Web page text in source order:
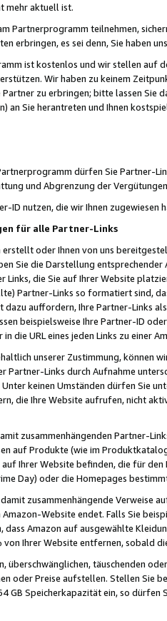
mehr aktuell ist.
Partnerprogramm teilnehmen,
erbringen, es sei denn, Sie haben
ist kostenlos und wir stellen auf
Wir haben zu keinem
zu erbringen; bitte lassen Sie
an Sie herantreten und Ihnen
dürfen Sie Partner-
und Abgrenzung der
ID nutzen, die wir Ihnen zugewiesen
für alle Partner-Links
erstellt oder Ihnen von uns
Sie die Darstellung
Links, die Sie auf Ihrer Website
Partner-Links so formatiert sind,
dazu auffordern, Ihre Partner-Links
beispielsweise Ihre Partner-ID
die URL eines jeden Links zu einer
unserer Zustimmung, können
Partner-Links durch Aufnahme
keinen Umständen dürfen Sie
die Ihre Website aufrufen, nicht
zusammenhängenden Partner-
auf Produkte (wie im
Ihrer Website befinden, die für
Day) oder die Homepages
damit zusammenhängende
Website endet. Falls Sie
Amazon auf ausgewählte
von Ihrer Website entfernen, sobald
überschwänglichen, täuschenden
oder Preise aufstellen. Stellen Sie
GB Speicherkapazität ein, so dürfen